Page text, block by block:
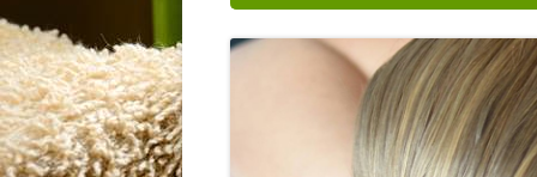
WELLNESSMASSAGE
HOTSTONE MASSAGE